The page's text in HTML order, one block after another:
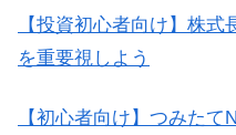
【投資初心者向け】株
を重要視しよう
【初心者向け】つみた